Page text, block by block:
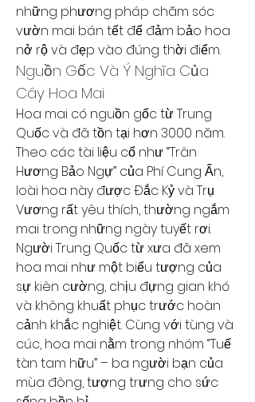
những phương pháp chăm sóc
vườn mai bán tết để đảm bảo hoa
nở rộ và đẹp vào đúng thời điểm.
Nguồn Gốc Và Ý Nghĩa Của
Cây Hoa Mai
Hoa mai có nguồn gốc từ Trung
Quốc và đã tồn tại hơn 3000 năm.
Theo các tài liệu cổ như “Trân
Hương Bảo Ngự” của Phí Cung Ấn,
loài hoa này được Đắc Kỷ và Trụ
Vương rất yêu thích, thường ngắm
mai trong những ngày tuyết rơi.
Người Trung Quốc từ xưa đã xem
hoa mai như một biểu tượng của
sự kiên cường, chịu đựng gian khó
và không khuất phục trước hoàn
cảnh khắc nghiệt. Cùng với tùng và
cúc, hoa mai nằm trong nhóm “Tuế
tàn tam hữu” – ba người bạn của
mùa đông, tượng trưng cho sức